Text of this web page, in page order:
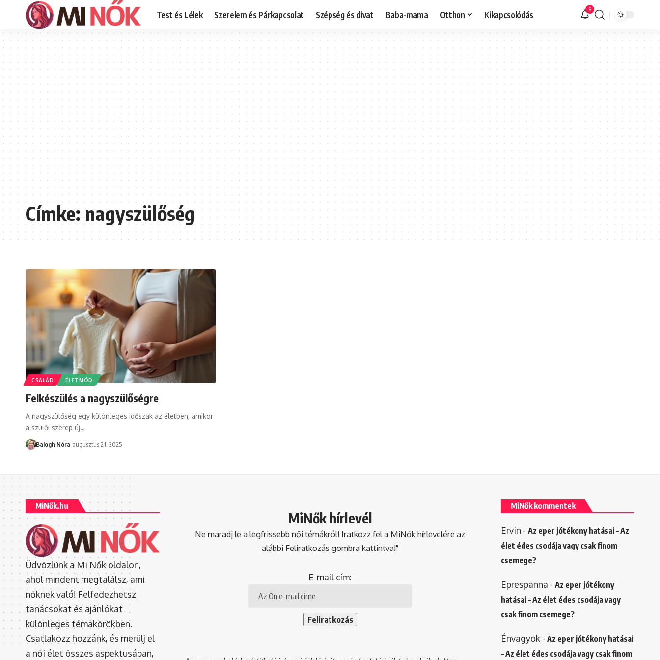
Test és Lélek Szerelem és Párkapcsolat Szépség és divat Baba-mama Otthon Kikapcsolódás 9
Címke:nagyszülőség
CSALÁD ÉLETMÓD
Felkészülés a nagyszülőségre
A nagyszülőség egy különleges időszak az életben, amikor
a szülői szerep új…
Balogh Nóra augusztus 21, 2025
MiNők.hu
Üdvözlünk a Mi Nők oldalon,
ahol mindent megtalálsz, ami
nőknek való! Felfedezhetsz
tanácsokat és ajánlókat
különleges témakörökben.
Csatlakozz hozzánk, és merülj el
a női élet összes aspektusában,
MiNők hírlevél
Ne maradj le a legfrissebb női témákról! Iratkozz fel a MiNők hírlevelére az
alábbi Feliratkozás gombra kattintva!"
E-mail cím:
MiNők kommentek
Ervin - Az eper jótékony hatásai – Az
élet édes csodája vagy csak finom
csemege?
Eprespanna - Az eper jótékony
hatásai – Az élet édes csodája vagy
csak finom csemege?
Énvagyok- Az eper jótékony hatásai
– Az élet édes csodája vagy csak finom